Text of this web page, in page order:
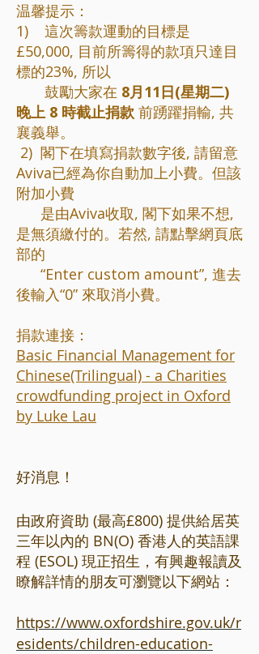
温馨提示：
1) 這次籌款運動的目標是
£50,000, 目前所籌得的款項只達目
標的23%, 所以
鼓勵大家在 8月11日(星期二)
晚上 8 時截止捐款 前踴躍捐輸, 共
襄義舉。
2) 閣下在填寫捐款數字後, 請留意
Aviva已經為你自動加上小費。但該
附加小費
是由Aviva收取, 閣下如果不想,
是無須繳付的。若然, 請點擊網頁底
部的
“Enter custom amount”, 進去
後輸入“0” 來取消小費。
捐款連接：
Basic Financial Management for
Chinese(Trilingual) - a Charities
crowdfunding project in Oxford
by Luke Lau
好消息！
由政府資助 (最高£800) 提供給居英
三年以內的 BN(O) 香港人的英語課
程 (ESOL) 現正招生，有興趣報讀及
瞭解詳情的朋友可瀏覽以下網站：
https://www.oxfordshire.gov.uk/r
esidents/children-education-